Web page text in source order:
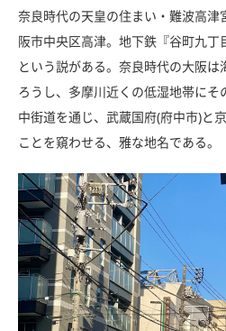
奈良時代の天皇の住まい・難波高津
阪市中央区高津。地下鉄『谷町九丁
という説がある。奈良時代の大阪
ろうし、多摩川近くの低湿地帯に
中街道を通じ、武蔵国府(府中市)と
ことを窺わせる、雅な地名である。